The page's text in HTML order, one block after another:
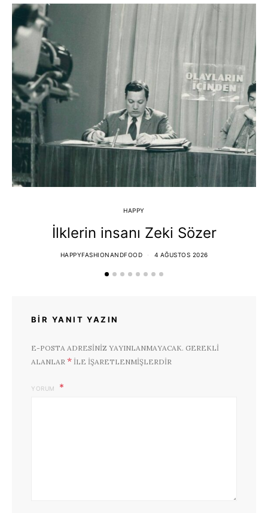
HAPPY
İlklerin insanı Zeki Sözer
HAPPYFASHIONANDFOOD 4 AĞUSTOS 2026
BIR YANIT YAZIN
E-POSTA ADRESINIZ YAYINLANMAYACAK. GEREKLI
ALANLAR * ILE IŞARETLENMIŞLERDIR
YORUM